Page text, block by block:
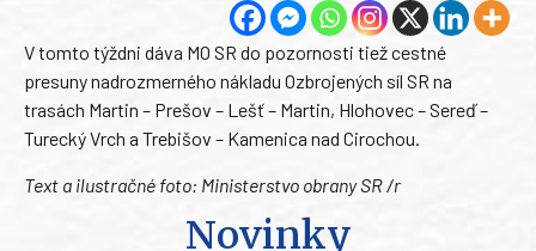
V tomto týždni dáva MO SR do pozornosti tiež cestné
presuny nadrozmerného nákladu Ozbrojených síl SR na
trasách Martin – Prešov – Lešť – Martin, Hlohovec – Sereď –
Turecký Vrch a Trebišov – Kamenica nad Cirochou.
Text a ilustračné foto: Ministerstvo obrany SR /r
Novinky